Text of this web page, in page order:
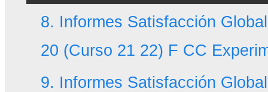
8. Informes Satisfacción
20 (Curso 21 22) F CC
9. Informes Satisfacción